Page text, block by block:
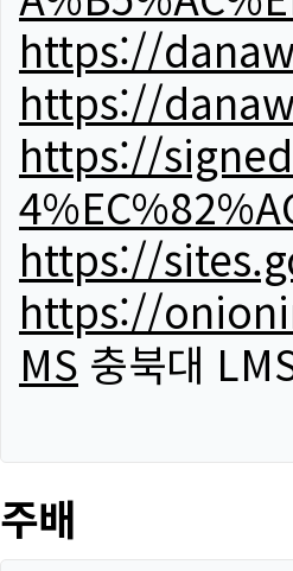
https://
https://
https://
https://
https://
MS 충북대
주배